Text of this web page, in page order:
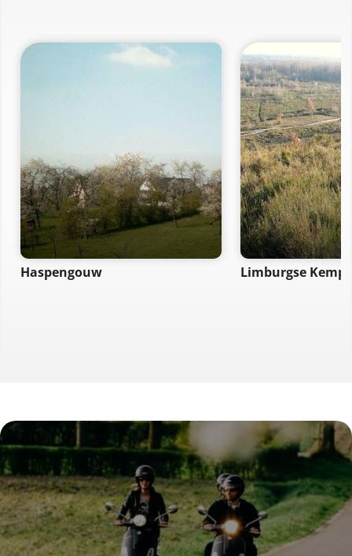
Haspengouw Limburgse